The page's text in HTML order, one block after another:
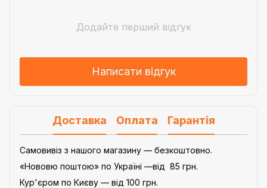
Додайте перший відгук
Написати відгук
Доставка Оплата Гарантія
Самовивіз з нашого магазину — безкоштовно.
«Нововю поштою» по Україні —від 85 грн.
Кур'єром по Києву — від 100 грн.